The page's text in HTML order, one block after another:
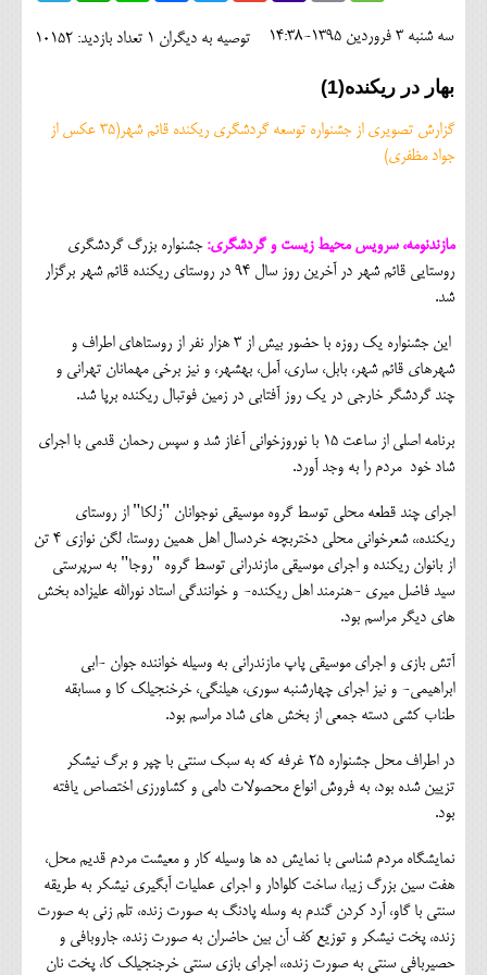
حقوقی
فرهنگی و هنری
اقتصادی
خانه
تعداد بازدید: 10152 توصیه به دیگران 1 سه شنبه 3 فروردين 1395-14:38
بهار در ریکنده(1)
گزارش تصویری از جشنواره توسعه گردشگری ریکنده قائم شهر(35 عکس از
جواد مظفری)
مازندنومه، سرویس محیط زیست و گردشگری: جشنواره بزرگ گردشگری
روستایی قائم شهر در آخرین روز سال 94 در روستای ریکنده قائم شهر برگزار
شد.
این جشنواره یک روزه با حضور بیش از 3 هزار نفر از روستاهای اطراف و
شهرهای قائم شهر، بابل، ساری، آمل، بهشهر، و نیز برخی مهمانان تهرانی و
چند گردشگر خارجی در یک روز آفتابی در زمین فوتبال ریکنده برپا شد.
برنامه اصلی از ساعت 15 با نوروزخوانی آغاز شد و سپس رحمان قدمی با اجرای
شاد خود مردم را به وجد آورد.
اجرای چند قطعه محلی توسط گروه موسیقی نوجوانان "زلکا" از روستای
ریکنده،، شعرخوانی محلی دختربچه خردسال اهل همین روستا، لگن نوازی 4 تن
از بانوان ریکنده و اجرای موسیقی مازندرانی توسط گروه "روجا" به سرپرستی
سید فاضل میری -هنرمند اهل ریکنده- و خوانندگی استاد نورالله علیزاده بخش
های دیگر مراسم بود.
آتش بازی و اجرای موسیقی پاپ مازندرانی به وسیله خواننده جوان -ابی
ابراهیمی- و نیز اجرای چهارشنبه سوری، هیلنگی، خرخنجیلک کا و مسابقه
طناب کشی دسته جمعی از بخش های شاد مراسم بود.
در اطراف محل جشنواره 25 غرفه که به سبک سنتی با چپر و برگ نیشکر
تزیین شده بود، به فروش انواع محصولات دامی و کشاورزی اختصاص یافته
بود.
نمایشگاه مردم شناسی با نمایش ده ها وسیله کار و معیشت مردم قدیم محل،
هفت سین بزرگ زیبا، ساخت کلوادار و اجرای عملیات آبگیری نیشکر به طریقه
سنتی با گاو، آرد کردن گندم به وسله پادنگ به صورت زنده، تلم زنی به صورت
زنده، پخت نیشکر و توزیع کف آن بین حاضران به صورت زنده، جاروبافی و
حصیربافی سنتی به صورت زنده،، اجرای بازی سنتی خرجنجیلک کا، پخت نان